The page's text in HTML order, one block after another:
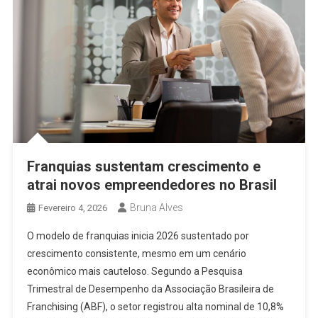
Franquias sustentam crescimento e
atrai novos empreendedores no Brasil
Fevereiro 4, 2026 Bruna Alves
O modelo de franquias inicia 2026 sustentado por
crescimento consistente, mesmo em um cenário
econômico mais cauteloso. Segundo a Pesquisa
Trimestral de Desempenho da Associação Brasileira de
Franchising (ABF), o setor registrou alta nominal de 10,8%